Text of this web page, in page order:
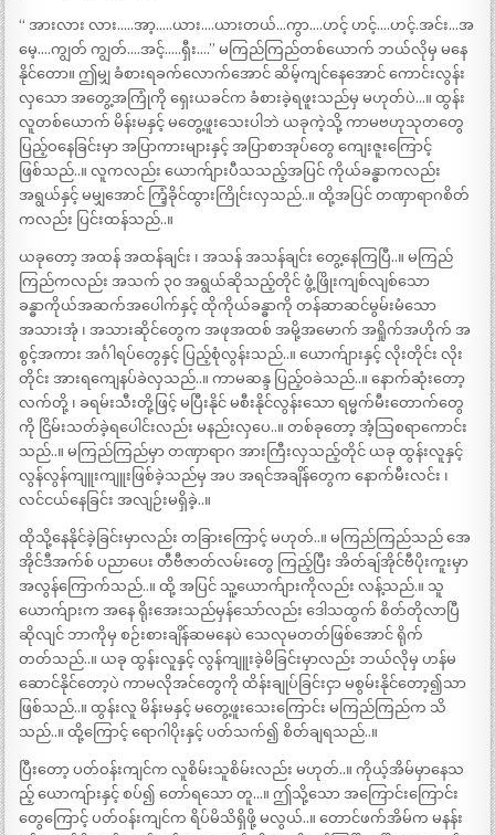
“ အားလား လား…..အာ့…..ယား….ယားတယ်…ကွာ….ဟင့် ဟင့်….ဟင့်.အင်း…အ
မေ့….ကျွတ် ကျွတ်….အင့်…..ရှီး….” မကြည်ကြည်တစ်ယောက် ဘယ်လိုမှ မနေ
နိုင်တော။ ဤမျှ ခံစားရခက်လောက်အောင် ဆိမ့်ကျင်နေအောင် ကောင်းလွန်း
လှသော အတွေ့အကြုံကို ရှေးယခင်က ခံစားခဲ့ရဖူးသည်မှ မဟုတ်ပဲ…။ ထွန်း
လူတစ်ယောက် မိန်းမနှင့် မတွေ့ဖူးသေးပါဘဲ ယခုကဲ့သို့ ကာမဗဟုသုတတွေ
ပြည့်ဝနေခြင်းမှာ အပြာကားများနှင့် အပြာစာအုပ်တွေ ကျေးဇူးကြောင့်
ဖြစ်သည်..။ လူကလည်း ယောက်ျားပီသသည့်အပြင် ကိုယ်ခန္ဓာကလည်း
အရွယ်နှင့် မမျှအောင် ကြံ့ခိုင်ထွားကြိုင်းလှသည်..။ ထို့အပြင် တဏှာရာဂစိတ်
ကလည်း ပြင်းထန်သည်..။
ယခုတော့ အထန် အထန်ချင်း ၊ အသန် အသန်ချင်း တွေ့နေကြပြီ..။ မကြည်
ကြည်ကလည်း အသက် ၃၀ အရွယ်ဆိုသည့်တိုင် ဖွံ့ဖြိုးကျစ်လျစ်သော
ခန္ဓာကိုယ်အဆက်အပေါက်နှင့် ထိုကိုယ်ခန္ဓာကို တန်ဆာဆင်မွမ်းမံသော
အသားအုံ ၊ အသားဆိုင်တွေက အဖုအထစ် အမို့အမောက် အရှိုက်အဟိုက် အ
စွင့်အကား အင်္ဂါရပ်တွေနှင့် ပြည့်စုံလွန်းသည်..။ ယောက်ျားနှင့် လိုးတိုင်း လိုး
တိုင်း အားရကျေနပ်ခဲလှသည်..။ ကာမဆန္ဒ ပြည့်ဝခဲသည်..။ နောက်ဆုံးတော့
လက်တို့ ၊ ခရမ်းသီးတို့ဖြင့် မပြီးနိုင် မစီးနိုင်လွန်းသော ရမ္မက်မီးတောက်တွေ
ကို ငြိမ်းသတ်ခဲ့ရပေါင်းလည်း မနည်းလှပေ..။ တစ်ခုတော့ အံ့သြစရာကောင်း
သည်..။ မကြည်ကြည်မှာ တဏှာရာဂ အားကြီးလှသည့်တိုင် ယခု ထွန်းလူနှင့်
လွန်လွန်ကျူးကျူးဖြစ်ခဲ့သည်မှ အပ အရင်အချိန်တွေက နောက်မီးလင်း ၊
လင်ငယ်နေခြင်း အလျဉ်းမရှိခဲ့..။
ထိုသို့နေနိုင်ခဲ့ခြင်းမှာလည်း တခြားကြောင့် မဟုတ်..။ မကြည်ကြည်သည် အေ
အိုင်ဒီအက်စ် ပညာပေး တီဗီဇာတ်လမ်းတွေ ကြည့်ပြီး အိတ်ချ်အိုင်ဗီပိုးကူးမှာ
အလွန်ကြောက်သည်..။ ထို့ အပြင် သူ့ယောက်ျားကိုလည်း လန့်သည်.။ သူ
ယောက်ျားက အနေ ရိုးအေးသည်မှန်သော်လည်း ဒေါသထွက် စိတ်တိုလာပြီ
ဆိုလျင် ဘာကိုမှ စဉ်းစားချိန်ဆမနေပဲ သေလုမတတ်ဖြစ်အောင် ရိုက်
တတ်သည်..။ ယခု ထွန်းလူနှင့် လွန်ကျူးခဲ့မိခြင်းမှာလည်း ဘယ်လိုမှ ဟန်မ
ဆောင်နိုင်တော့ပဲ ကာမလိုအင်တွေကို ထိန်းချုပ်ခြင်းငှာ မစွမ်းနိုင်တော့၍သာ
ဖြစ်သည်..။ ထွန်းလူ မိန်းမနှင့် မတွေ့ဖူးသေးကြောင်း မကြည်ကြည်က သိ
သည်..။ ထို့ကြောင့် ရောဂါပိုးနှင့် ပတ်သက်၍ စိတ်ချရသည်..။
ပြီးတော့ ပတ်ဝန်းကျင်က လူစိမ်းသူစိမ်းလည်း မဟုတ်..။ ကိုယ့်အိမ်မှာနေသ
ည့် ယောကျ်ားနှင့် စပ်၍ တော်ရသော တူ…။ ဤသို့သော အကြောင်းကြောင်း
တွေကြောင့် ပတ်ဝန်းကျင်က ရိပ်မိသိရှိဖို့ မလွယ်..။ တောင်ဖက်အိမ်က မနန်း